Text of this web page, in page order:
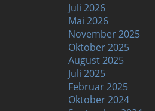
Juli 2026
Mai 2026
November 2025
Oktober 2025
August 2025
Juli 2025
Februar 2025
Oktober 2024